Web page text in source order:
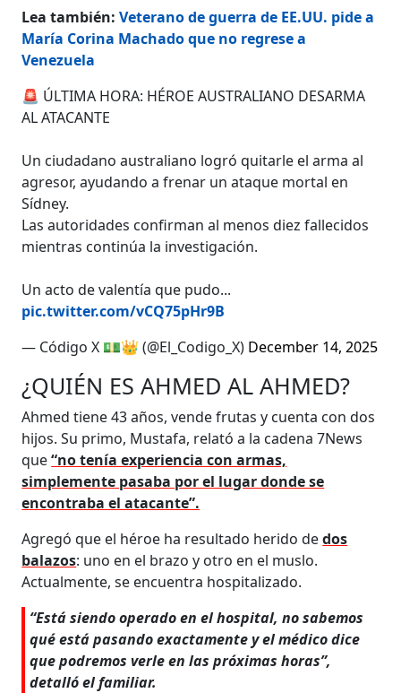
Lea también:Veterano de guerra de EE.UU. pide a
María Corina Machado que no regrese a
Venezuela
🚨 ÚLTIMA HORA: HÉROE AUSTRALIANO DESARMA
AL ATACANTE
Un ciudadano australiano logró quitarle el arma al
agresor, ayudando a frenar un ataque mortal en
Sídney.
Las autoridades confirman al menos diez fallecidos
mientras continúa la investigación.
Un acto de valentía que pudo...
pic.twitter.com/vCQ75pHr9B
— Código X 💵👑 (@El_Codigo_X) December 14, 2025
¿QUIÉN ES AHMED AL AHMED?
Ahmed tiene 43 años, vende frutas y cuenta con dos
hijos. Su primo, Mustafa, relató a la cadena 7News
que“no tenía experiencia con armas,
simplemente pasaba por el lugar donde se
encontraba el atacante”.
Agregó que el héroe ha resultado herido dedos
balazos: uno en el brazo y otro en el muslo.
Actualmente, se encuentra hospitalizado.
“Está siendo operado en el hospital, no sabemos
qué está pasando exactamente y el médico dice
que podremos verle en las próximas horas”,
detalló el familiar.